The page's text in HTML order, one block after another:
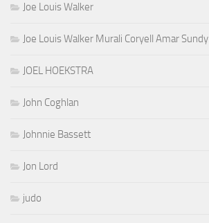
Joe Louis Walker
Joe Louis Walker Murali Coryell Amar Sundy
JOEL HOEKSTRA
John Coghlan
Johnnie Bassett
Jon Lord
judo